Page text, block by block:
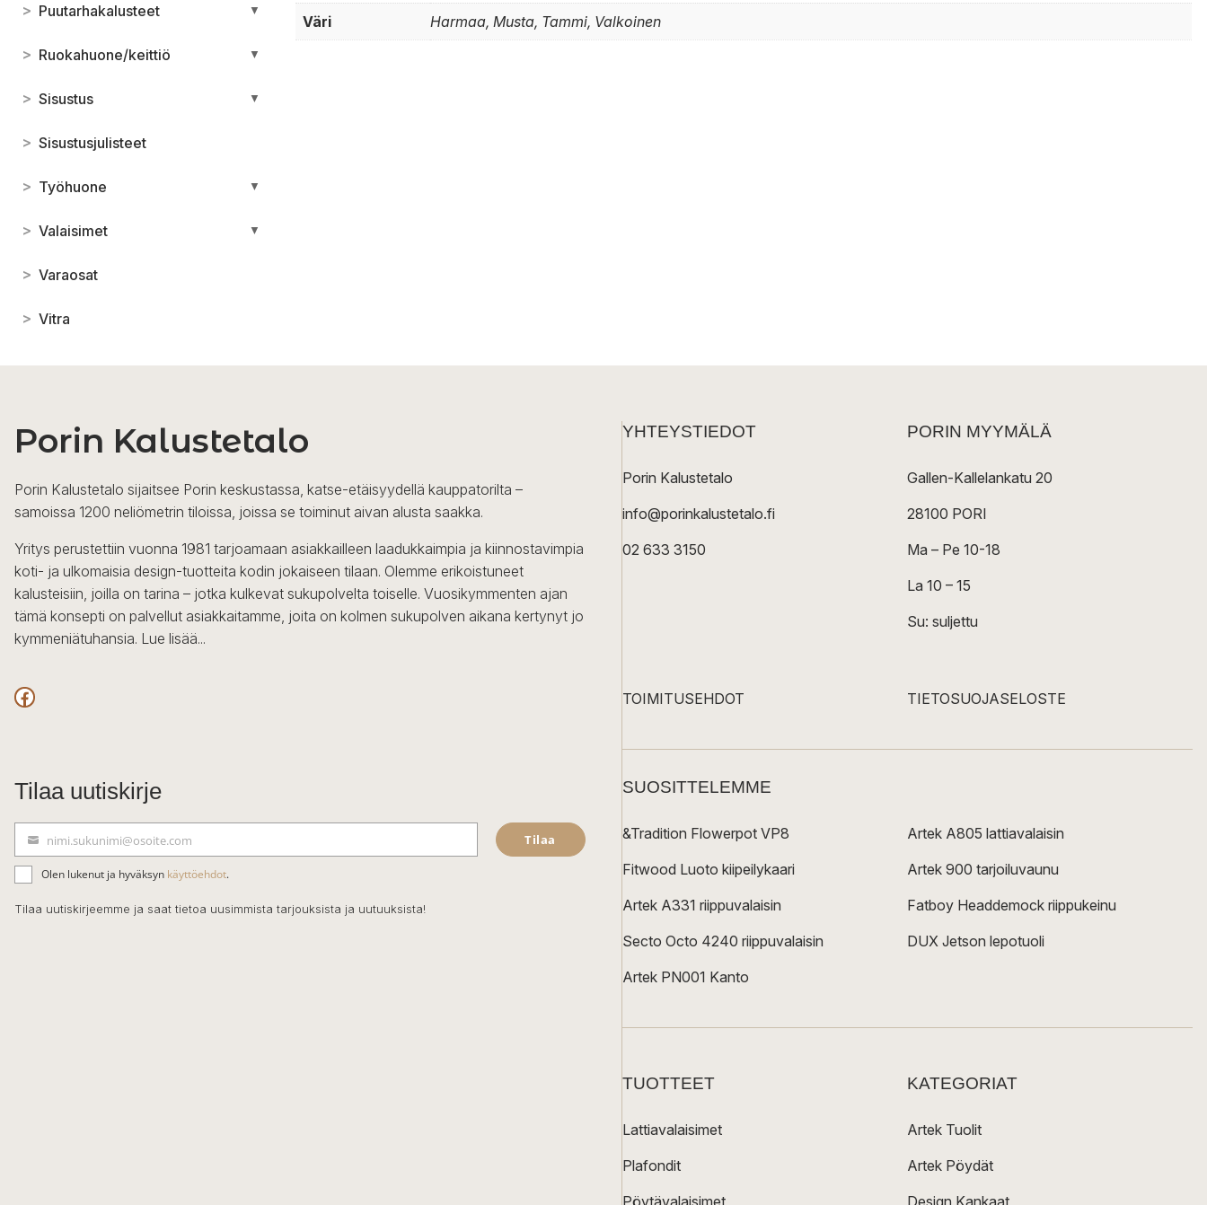
> Puutarhakalusteet ▼
> Ruokahuone/keittiö ▼
> Sisustus ▼
> Sisustusjulisteet
> Työhuone ▼
> Valaisimet ▼
> Varaosat
> Vitra
Väri Harmaa, Musta, Tammi, Valkoinen
Porin Kalustetalo
Porin Kalustetalo sijaitsee Porin keskustassa, katse-etäisyydellä kauppatorilta –
samoissa 1200 neliömetrin tiloissa, joissa se toiminut aivan alusta saakka.
Yritys perustettiin vuonna 1981 tarjoamaan asiakkailleen laadukkaimpia ja kiinnostavimpia
koti- ja ulkomaisia design-tuotteita kodin jokaiseen tilaan. Olemme erikoistuneet
kalusteisiin, joilla on tarina – jotka kulkevat sukupolvelta toiselle. Vuosikymmenten ajan
tämä konsepti on palvellut asiakkaitamme, joita on kolmen sukupolven aikana kertynyt jo
kymmeniätuhansia. Lue lisää...
Facebook
Tilaa uutiskirje
ä
h
k
nimi.sukunimi@osoite.com Tilaa
Olen lukenut ja hyväksyn käyttöehdot.
Tilaa uutiskirjeemme ja saat tietoa uusimmista tarjouksista ja uutuuksista!
YHTEYSTIEDOT
Porin Kalustetalo
info@porinkalustetalo.fi
02 633 3150
PORIN MYYMÄLÄ
Gallen-Kallelankatu 20
28100 PORI
Ma – Pe 10-18
La 10 – 15
Su: suljettu
TOIMITUSEHDOT TIETOSUOJASELOSTE
SUOSITTELEMME
&Tradition Flowerpot VP8
Fitwood Luoto kiipeilykaari
Artek A331 riippuvalaisin
Secto Octo 4240 riippuvalaisin
Artek PN001 Kanto
Artek A805 lattiavalaisin
Artek 900 tarjoiluvaunu
Fatboy Headdemock riippukeinu
DUX Jetson lepotuoli
TUOTTEET
Lattiavalaisimet
Plafondit
KATEGORIAT
Artek Tuolit
Artek Pöydät